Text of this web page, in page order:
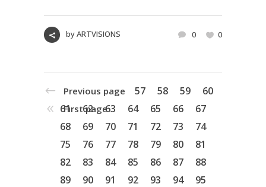
byARTVISIONS 0 0
First page
Previous page 57 58 59
60
61
62 63 64 65 66
67
68
69 70 71 72 73
74
75
76 77 78 79 80
81
82
83 84 85 86 87
88
89
90 91 92 93 94
95